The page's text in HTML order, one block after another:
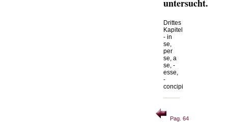
untersucht.
Drittes
Kapitel
- in
se,
per
se, a
se, -
esse,
-
concipi
Pag. 64